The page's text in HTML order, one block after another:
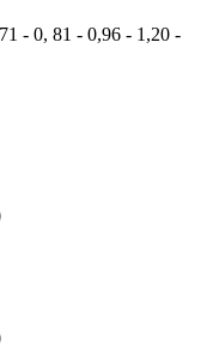
- 0, 81 - 0,96 - 1,20 -